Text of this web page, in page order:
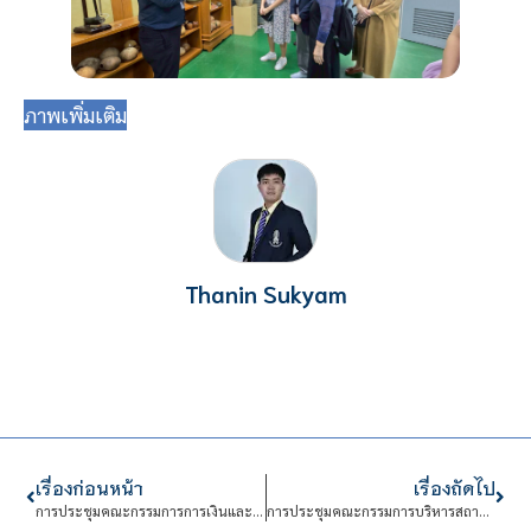
ภาพเพิ่มเติม
Thanin Sukyam
เรื่องก่อนหน้า
การประชุมคณะกรรมการการเงินและทรัพย์สิน (กบง.) ครั้งที่ 77 (12/ปีงบประมาณ พ.ศ.2568)
เรื่องถัดไป
การประชุมคณะกรรมการบริหารสถาบันเทคโนโลยีจิตรลดา (กบส.) ครั้งที่ 83 (4/ปีการศึกษา 2568)